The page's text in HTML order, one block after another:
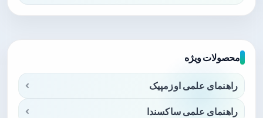
محصولات ویژه
راهنمای علمی اوزمپیک
راهنمای علمی ساکسندا